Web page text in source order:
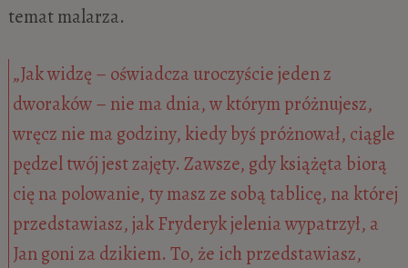
temat malarza.
„Jak widzę – oświadcza uroczyście jeden z
dworaków – nie ma dnia, w którym próżnujesz,
wręcz nie ma godziny, kiedy byś próżnował, ciągle
pędzel twój jest zajęty. Zawsze, gdy książęta biorą
cię na polowanie, ty masz ze sobą tablicę, na której
przedstawiasz, jak Fryderyk jelenia wypatrzył, a
Jan goni za dzikiem. To, że ich przedstawiasz,